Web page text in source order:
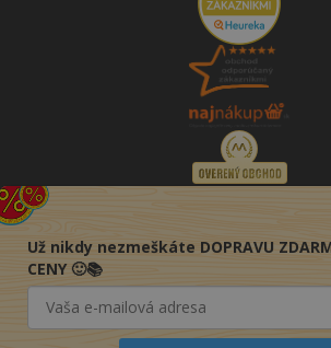
Už nikdy nezmeškáte DOPRAVU
CENY 🙂📚